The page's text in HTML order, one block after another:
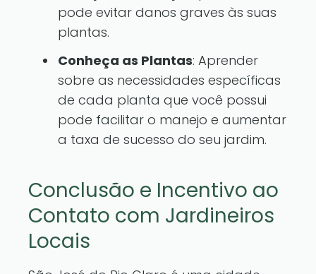
pode evitar danos graves às suas
plantas.
Conheça as Plantas: Aprender
sobre as necessidades específicas
de cada planta que você possui
pode facilitar o manejo e aumentar
a taxa de sucesso do seu jardim.
Conclusão e Incentivo ao
Contato com Jardineiros
Locais